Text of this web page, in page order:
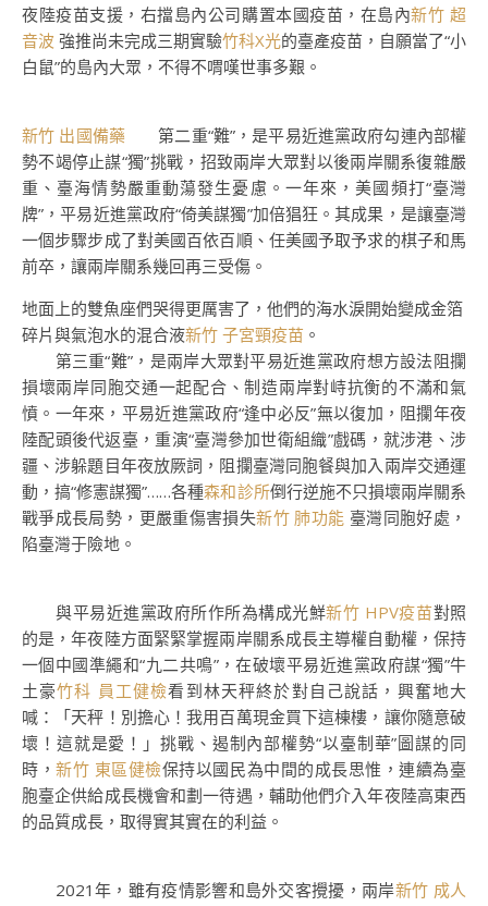
夜陸疫苗支援，右擋島內公司購置本國疫苗，在島內新竹 超
音波 強推尚未完成三期實驗竹科X光的臺產疫苗，自願當了“小
白鼠”的島內大眾，不得不喟嘆世事多艱。
新竹 出國備藥 第二重“難”，是平易近進黨政府勾連內部權
勢不竭停止謀“獨”挑戰，招致兩岸大眾對以後兩岸關系復雜嚴
重、臺海情勢嚴重動蕩發生憂慮。一年來，美國頻打“臺灣
牌”，平易近進黨政府“倚美謀獨”加倍猖狂。其成果，是讓臺灣
一個步驟步成了對美國百依百順、任美國予取予求的棋子和馬
前卒，讓兩岸關系幾回再三受傷。
地面上的雙魚座們哭得更厲害了，他們的海水淚開始變成金箔
碎片與氣泡水的混合液新竹 子宮頸疫苗 。
第三重“難”，是兩岸大眾對平易近進黨政府想方設法阻攔
損壞兩岸同胞交通一起配合、制造兩岸對峙抗衡的不滿和氣
憤。一年來，平易近進黨政府“逢中必反”無以復加，阻攔年夜
陸配頭後代返臺，重演“臺灣參加世衛組織”戲碼，就涉港、涉
疆、涉躲題目年夜放厥詞，阻攔臺灣同胞餐與加入兩岸交通運
動，搞“修憲謀獨”……各種森和診所倒行逆施不只損壞兩岸關系
戰爭成長局勢，更嚴重傷害損失新竹 肺功能 臺灣同胞好處，
陷臺灣于險地。
與平易近進黨政府所作所為構成光鮮新竹 HPV疫苗對照
的是，年夜陸方面緊緊掌握兩岸關系成長主導權自動權，保持
一個中國準繩和“九二共鳴”，在破壞平易近進黨政府謀“獨”牛
土豪竹科 員工健檢看到林天秤終於對自己說話，興奮地大
喊：「天秤！別擔心！我用百萬現金買下這棟樓，讓你隨意破
壞！這就是愛！」挑戰、遏制內部權勢“以臺制華”圖謀的同
時，新竹 東區健檢保持以國民為中間的成長思惟，連續為臺
胞臺企供給成長機會和劃一待遇，輔助他們介入年夜陸高東西
的品質成長，取得實其實在的利益。
2021年，雖有疫情影響和島外交客攪擾，兩岸新竹 成人